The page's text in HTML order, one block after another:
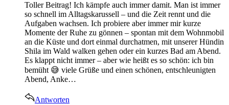
Toller Beitrag! Ich kämpfe auch immer damit. Man ist immer
so schnell im Alltagskarussell – und die Zeit rennt und die
Aufgaben wachsen. Ich probiere aber immer mir kurze
Momente der Ruhe zu gönnen – spontan mit dem Wohnmobil
an die Küste und dort einmal durchatmen, mit unserer Hündin
Shila im Wald walken gehen oder ein kurzes Bad am Abend.
Es klappt nicht immer – aber wie heißt es so schön: ich bin
bemüht 😅 viele Grüße und einen schönen, entschleunigten
Abend, Anke…
Antworten